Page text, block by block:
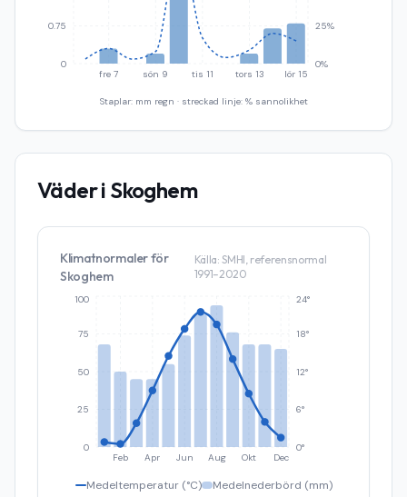
fre 7 sön 9 tis 11 tors 13 lör 15
0
0.75
0%
25%
Staplar: mm regn · streckad linje: % sannolikhet
Väder i Skoghem
Klimatnormaler för
Skoghem
Källa: SMHI, referensnormal
1991–2020
Feb Apr Jun Aug Okt Dec
0
25
50
75
100
0°
6°
12°
18°
24°
Medeltemperatur (°C) Medelnederbörd (mm)